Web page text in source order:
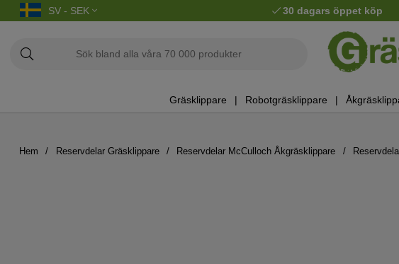
SV - SEK 30 dagars öppet köp
Gräsklippare Robotgräsklippare
Hem Reservdelar Gräsklippare Reservdelar McCulloch Åkgräsklippare